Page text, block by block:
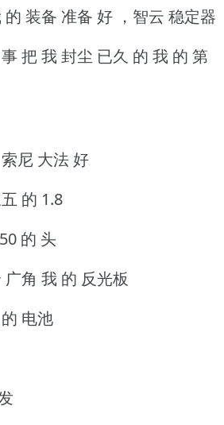
装备 准备 好 ，智云 稳定器
把 我 封尘 已久 的 我 的 第
尼 大法 好
的 1.8
的 头
角 我 的 反光板
电池